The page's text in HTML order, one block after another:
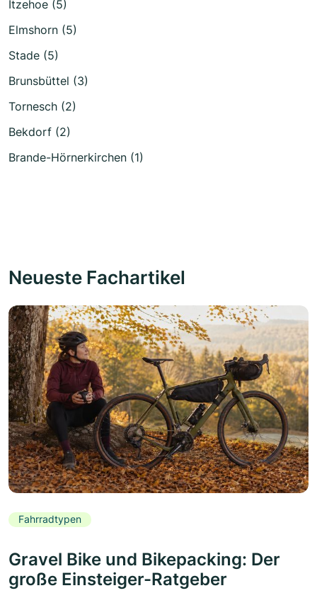
Itzehoe (5)
Elmshorn (5)
Stade (5)
Brunsbüttel (3)
Tornesch (2)
Bekdorf (2)
Brande-Hörnerkirchen (1)
Neueste Fachartikel
Fahrradtypen
Gravel Bike und Bikepacking: Der
große Einsteiger-Ratgeber